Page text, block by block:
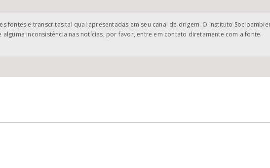
fontes e transcritas tal qual apresentadas em seu canal de origem. O Instituto
inconsistência nas notícias, por favor, entre em contato diretamente com a fonte.